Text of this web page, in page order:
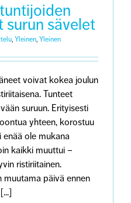
surun sävelet
, Yleinen, Yleinen
voivat kokea joulun
Tunteet
suruun. Erityisesti
yhteen, korostuu
enää ole mukana
kaikki muuttui –
ristiriitainen.
muutama päivä ennen